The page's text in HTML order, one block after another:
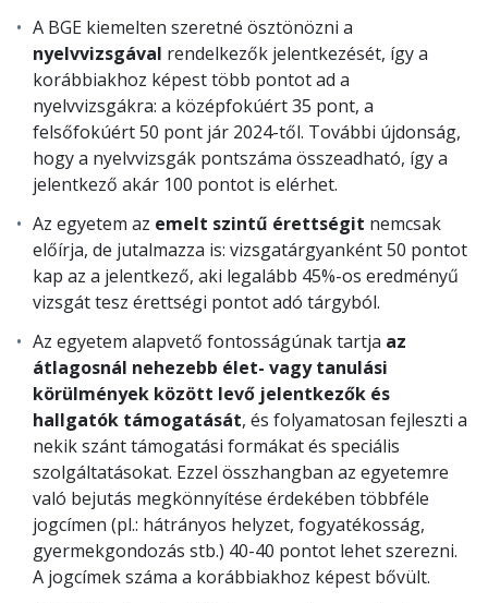
A BGE kiemelten szeretné ösztönözni a
nyelvvizsgával rendelkezők jelentkezését, így a
korábbiakhoz képest több pontot ad a
nyelvvizsgákra: a középfokúért 35 pont, a
felsőfokúért 50 pont jár 2024-től. További újdonság,
hogy a nyelvvizsgák pontszáma összeadható, így a
jelentkező akár 100 pontot is elérhet.
Az egyetem az emelt szintű érettségit nemcsak
előírja, de jutalmazza is: vizsgatárgyanként 50 pontot
kap az a jelentkező, aki legalább 45%-os eredményű
vizsgát tesz érettségi pontot adó tárgyból.
Az egyetem alapvető fontosságúnak tartja az
átlagosnál nehezebb élet- vagy tanulási
körülmények között levő jelentkezők és
hallgatók támogatását, és folyamatosan fejleszti a
nekik szánt támogatási formákat és speciális
szolgáltatásokat. Ezzel összhangban az egyetemre
való bejutás megkönnyítése érdekében többféle
jogcímen (pl.: hátrányos helyzet, fogyatékosság,
gyermekgondozás stb.) 40-40 pontot lehet szerezni.
A jogcímek száma a korábbiakhoz képest bővült.